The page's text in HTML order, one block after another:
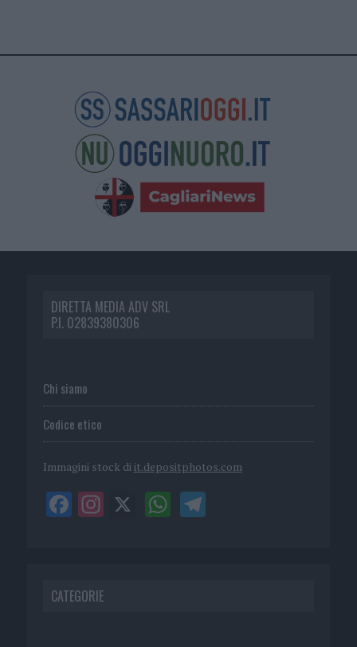
DIRETTA MEDIA ADV SRL
P.I. 02839380306
Chi siamo
Codice etico
Immagini stock di it.depositphotos.com
CATEGORIE